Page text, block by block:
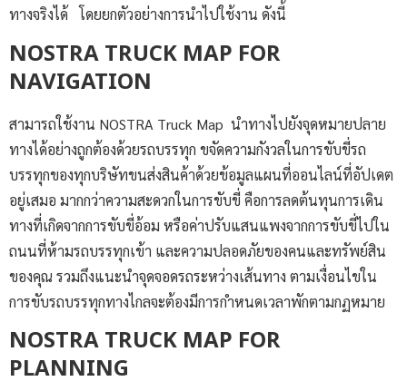
ทางจริงได้ โดยยกตัวอย่างการนำไปใช้งาน ดังนี้
NOSTRA TRUCK MAP FOR
NAVIGATION
สามารถใช้งาน NOSTRA Truck Map นำทางไปยังจุดหมายปลาย
ทางได้อย่างถูกต้องด้วยรถบรรทุก ขจัดความกังวลในการขับขี่รถ
บรรทุกของทุกบริษัทขนส่งสินค้าด้วยข้อมูลแผนที่ออนไลน์ที่อัปเดต
อยู่เสมอ มากกว่าความสะดวกในการขับขี่ คือการลดต้นทุนการเดิน
ทางที่เกิดจากการขับขี่อ้อม หรือค่าปรับแสนแพงจากการขับขี่ไปใน
ถนนที่ห้ามรถบรรทุกเข้า และความปลอดภัยของคนและทรัพย์สิน
ของคุณ รวมถึงแนะนำจุดจอดรถระหว่างเส้นทาง ตามเงื่อนไขใน
การขับรถบรรทุกทางไกลจะต้องมีการกำหนดเวลาพักตามกฏหมาย
NOSTRA TRUCK MAP FOR
PLANNING